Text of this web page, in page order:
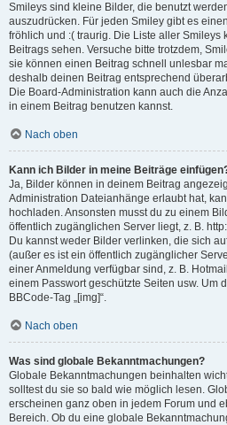
Smileys sind kleine Bilder, die benutzt
auszudrücken. Für jeden Smiley gibt es
fröhlich und :( traurig. Die Liste aller Smileys
Beitrags sehen. Versuche bitte trotzdem,
sie können einen Beitrag schnell unlesbar
deshalb deinen Beitrag entsprechend
Die Board-Administration kann auch die
in einem Beitrag benutzen kannst.
Nach oben
Kann ich Bilder in meine Beiträge
Ja, Bilder können in deinem Beitrag
Administration Dateianhänge erlaubt hat,
hochladen. Ansonsten musst du zu einem
öffentlich zugänglichen Server liegt, z. B.
Du kannst weder Bilder verlinken, die sich
(außer es ist ein öffentlich zugänglicher
einer Anmeldung verfügbar sind, z. B.
einem Passwort geschützte Seiten usw. Um
BBCode-Tag „[img]“.
Nach oben
Was sind globale Bekanntmachungen?
Globale Bekanntmachungen beinhalten
solltest du sie so bald wie möglich lesen.
erscheinen ganz oben in jedem Forum und
Bereich. Ob du eine globale